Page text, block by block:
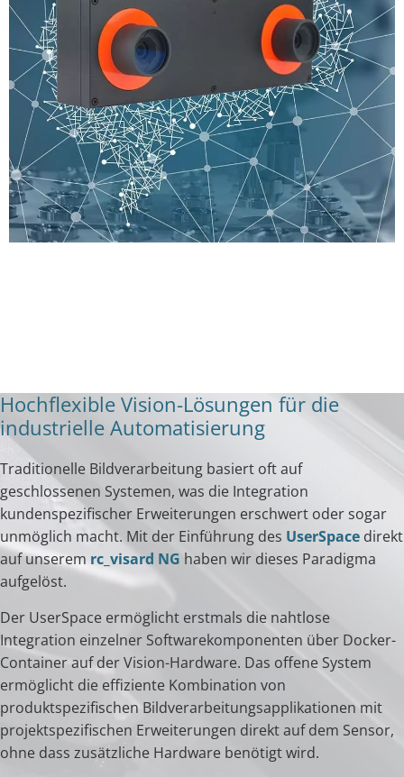
Hochflexible Vision-Lösungen für die
industrielle Automatisierung
Traditionelle Bildverarbeitung basiert oft auf
geschlossenen Systemen, was die Integration
kundenspezifischer Erweiterungen erschwert oder sogar
unmöglich macht. Mit der Einführung des UserSpace direkt
auf unserem rc_visard NG haben wir dieses Paradigma
aufgelöst.
Der UserSpace ermöglicht erstmals die nahtlose
Integration einzelner Softwarekomponenten über Docker-
Container auf der Vision-Hardware. Das offene System
ermöglicht die effiziente Kombination von
produktspezifischen Bildverarbeitungsapplikationen mit
projektspezifischen Erweiterungen direkt auf dem Sensor,
ohne dass zusätzliche Hardware benötigt wird.